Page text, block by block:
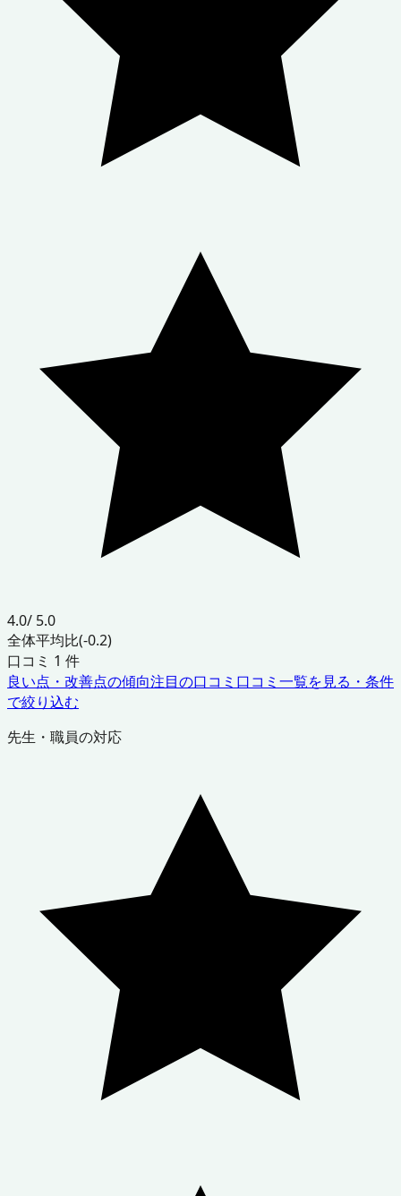
4.0/ 5.0
全体平均比(-0.2)
口コミ 1 件
良い点・改善点の傾向注目の口コミ 口コミ一覧を見る・条件
で絞り込む
先生・職員の対応